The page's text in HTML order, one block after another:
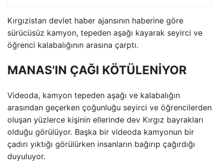
Kırgızistan devlet haber ajansının haberine göre
sürücüsüz kamyon, tepeden aşağı kayarak seyirci ve
öğrenci kalabalığının arasına çarptı.
MANAS'IN ÇAĞI KÖTÜLENİYOR
Videoda, kamyon tepeden aşağı ve kalabalığın
arasından geçerken çoğunluğu seyirci ve öğrencilerden
oluşan yüzlerce kişinin ellerinde dev Kırgız bayrakları
olduğu görülüyor. Başka bir videoda kamyonun bir
çadırı yıktığı görülürken insanların bağırıp çağırdığı
duyuluyor.